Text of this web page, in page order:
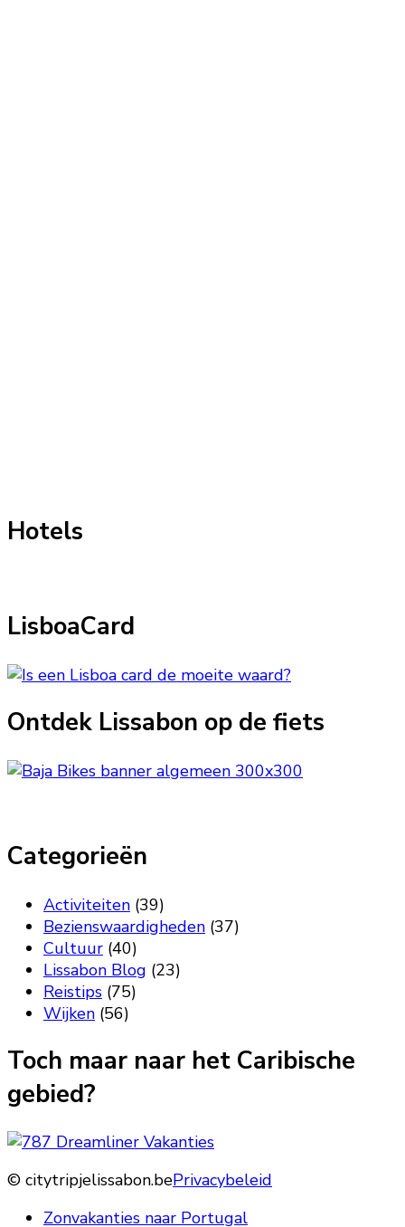
Hotels
LisboaCard
Ontdek Lissabon op de fiets
Categorieën
Activiteiten (39)
Bezienswaardigheden (37)
Cultuur (40)
Lissabon Blog (23)
Reistips (75)
Wijken (56)
Toch maar naar het Caribische
gebied?
© citytripjelissabon.bePrivacybeleid
Zonvakanties naar Portugal